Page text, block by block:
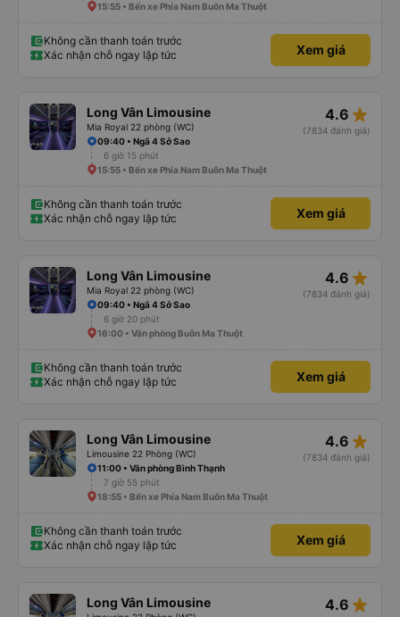
15:55 • Bến xe Phía Nam Buôn Ma Thuột
Không cần thanh toán trước
Xác nhận chỗ ngay lập tức
Xem giá
Long Vân Limousine
Mia Royal 22 phòng (WC)
4.6 star_rate
(7834 đánh giá)
09:40 • Ngã 4 Sở Sao
6 giờ 15 phút
15:55 • Bến xe Phía Nam Buôn Ma Thuột
Không cần thanh toán trước
Xác nhận chỗ ngay lập tức
Xem giá
Long Vân Limousine
Mia Royal 22 phòng (WC)
4.6 star_rate
(7834 đánh giá)
09:40 • Ngã 4 Sở Sao
6 giờ 20 phút
16:00 • Văn phòng Buôn Ma Thuột
Không cần thanh toán trước
Xác nhận chỗ ngay lập tức
Xem giá
Long Vân Limousine
Limousine 22 Phòng (WC)
4.6 star_rate
(7834 đánh giá)
11:00 • Văn phòng Bình Thạnh
7 giờ 55 phút
18:55 • Bến xe Phía Nam Buôn Ma Thuột
Không cần thanh toán trước
Xác nhận chỗ ngay lập tức
Xem giá
Long Vân Limousine 4.6 star_rate